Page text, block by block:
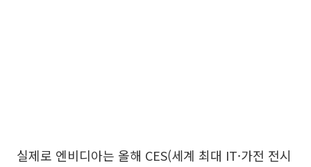
실제로 엔비디아는 올해 CES(세계 최대 IT·가전 전시